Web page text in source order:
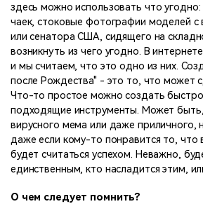
здесь можно использовать что
чаек, стоковые фотографии моделей с
или сенатора США, сидящего на
возникнуть из чего угодно. В
и мы считаем, что это одно из них.
после Рождества" - это то, что может
Что-то простое можно создать быстро
подходящие инструменты. Может быть,
вирусного мема или даже приличного,
даже если кому-то понравится то, что
будет считаться успехом. Неважно,
единственным, кто насладится этим,
О чем следует помнить?